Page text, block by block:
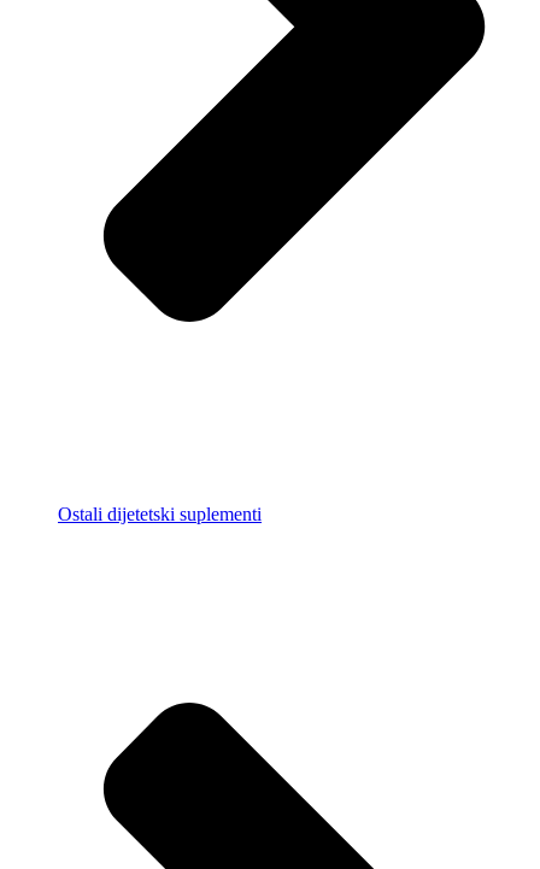
Ostali dijetetski suplementi